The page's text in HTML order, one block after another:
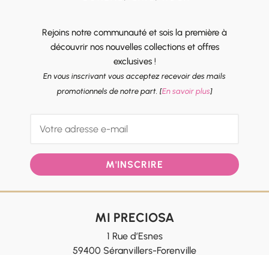
Rejoins notre communauté et sois la première à
découvrir nos nouvelles collections et offres
exclusives !
En vous inscrivant vous acceptez recevoir des mails
promotionnels de notre part. [En savoir plus]
M'INSCRIRE
MI PRECIOSA
1 Rue d’Esnes
59400 Séranvillers-Forenville